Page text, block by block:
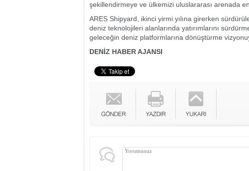
şekillendirmeye ve ülkemizi uluslararası arenada
ARES Shipyard, ikinci yirmi yılına girerken
deniz teknolojileri alanlarında yatırımlarını
geleceğin deniz platformlarına dönüştürme
DENİZ HABER AJANSI